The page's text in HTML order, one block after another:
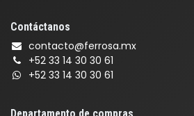
Contáctanos
contacto@ferrosa.mx
+52 33 14 30 30 61
+52 33 14 30 30 61